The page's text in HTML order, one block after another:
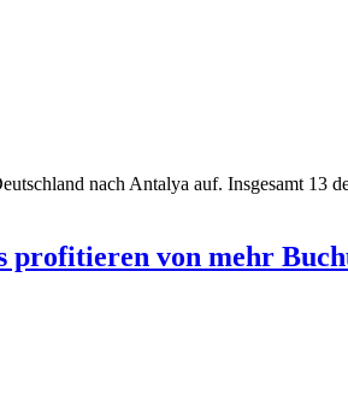
nach Antalya auf. Insgesamt 13
profitieren von mehr